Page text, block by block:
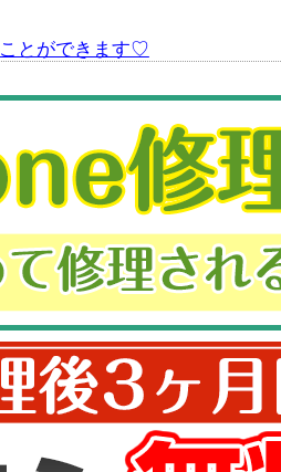
とができます♡